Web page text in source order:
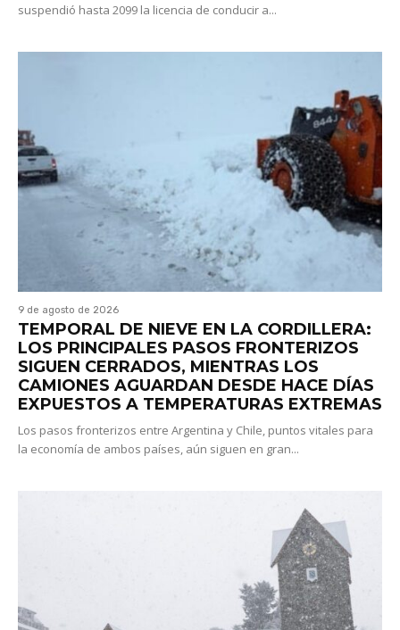
suspendió hasta 2099 la licencia de conducir a...
9 de agosto de 2026
TEMPORAL DE NIEVE EN LA CORDILLERA:
LOS PRINCIPALES PASOS FRONTERIZOS
SIGUEN CERRADOS, MIENTRAS LOS
CAMIONES AGUARDAN DESDE HACE DÍAS
EXPUESTOS A TEMPERATURAS EXTREMAS
Los pasos fronterizos entre Argentina y Chile, puntos vitales para
la economía de ambos países, aún siguen en gran...